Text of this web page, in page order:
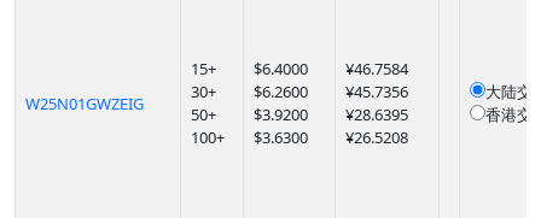
W25N01GWZEIG
15+
30+
50+
100+
$6.4000
$6.2600
$3.9200
$3.6300
¥46.7584
¥45.7356
¥28.6395
¥26.5208
大陆交
香港交